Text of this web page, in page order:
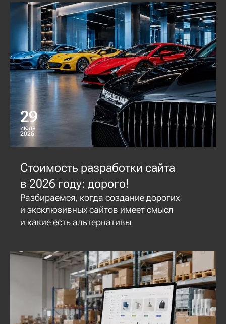
29
июля
2026
Стоимость разработки сайта
в 2026 году: дорого!
Разбираемся, когда создание дорогих
и эксклюзивных сайтов имеет смысл
и какие есть альтернативы